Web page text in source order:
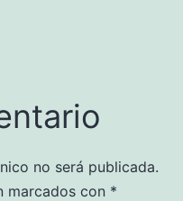
no será publicada.
marcados con *